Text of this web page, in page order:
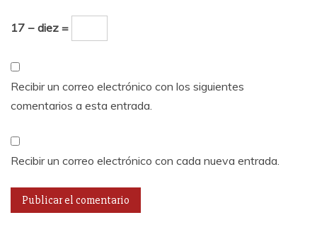
17 − diez =
Recibir un correo electrónico con los siguientes
comentarios a esta entrada.
Recibir un correo electrónico con cada nueva entrada.